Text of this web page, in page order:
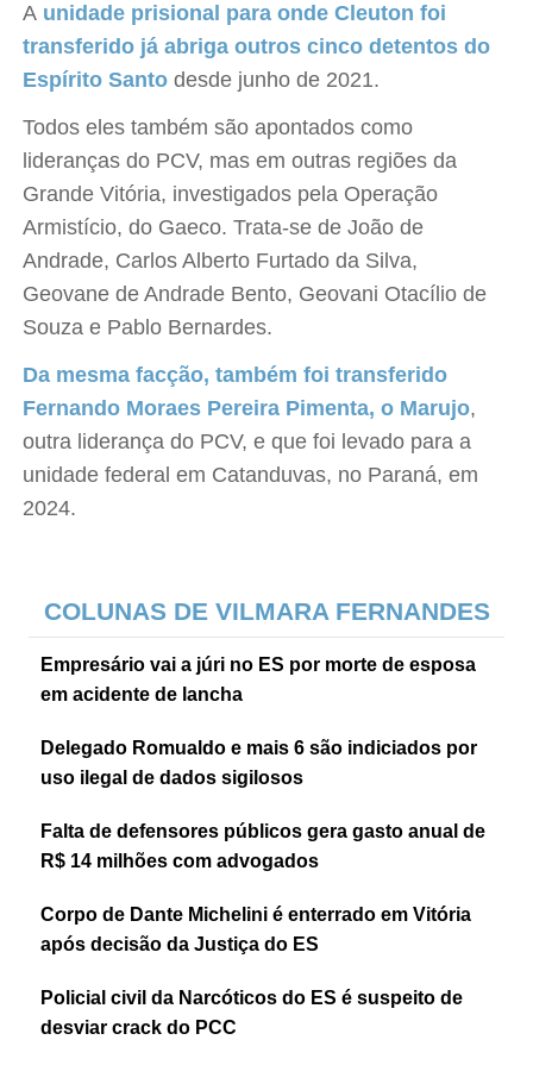
A unidade prisional para onde Cleuton foi
transferido já abriga outros cinco detentos do
Espírito Santo desde junho de 2021.
Todos eles também são apontados como
lideranças do PCV, mas em outras regiões da
Grande Vitória, investigados pela Operação
Armistício, do Gaeco. Trata-se de João de
Andrade, Carlos Alberto Furtado da Silva,
Geovane de Andrade Bento, Geovani Otacílio de
Souza e Pablo Bernardes.
Da mesma facção, também foi transferido
Fernando Moraes Pereira Pimenta, o Marujo,
outra liderança do PCV, e que foi levado para a
unidade federal em Catanduvas, no Paraná, em
2024.
COLUNAS DE VILMARA FERNANDES
Empresário vai a júri no ES por morte de esposa
em acidente de lancha
Delegado Romualdo e mais 6 são indiciados por
uso ilegal de dados sigilosos
Falta de defensores públicos gera gasto anual de
R$ 14 milhões com advogados
Corpo de Dante Michelini é enterrado em Vitória
após decisão da Justiça do ES
Policial civil da Narcóticos do ES é suspeito de
desviar crack do PCC